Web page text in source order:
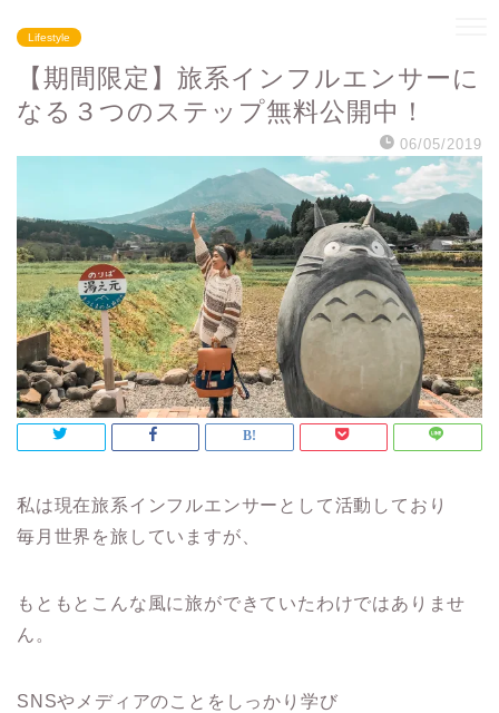
Lifestyle
【期間限定】旅系インフルエンサーに
なる３つのステップ無料公開中！
06/05/2019
私は現在旅系インフルエンサーとして活動しており
毎月世界を旅していますが、
もともとこんな風に旅ができていたわけではありませ
ん。
SNSやメディアのことをしっかり学び